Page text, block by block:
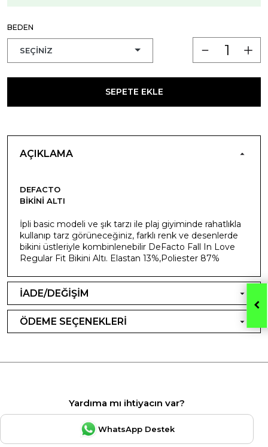
BEDEN
SEPETE EKLE
AÇIKLAMA
DEFACTO
BIKINI ALTI
İpli basic modeli ve şık tarzı ile plaj giyiminde rahatlıkla
kullanıp tarz görüneceğiniz, farklı renk ve desenlerde
bikini üstleriyle kombinlenebilir DeFacto Fall In Love
Regular Fit Bikini Altı. Elastan 13%,Poliester 87%
İADE/DEĞİŞİM
ÖDEME SEÇENEKLERİ
Yardıma mı ihtiyacın var?
WhatsApp Destek